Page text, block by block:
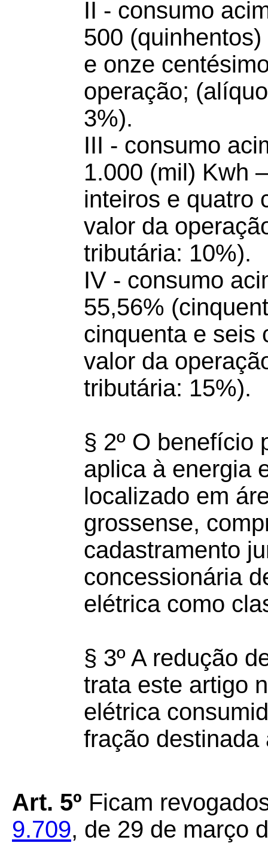
II - consumo
500
e onze
operação;
3%).
III - consumo
1.000 (mil) Kwh
inteiros e quatro
valor da
tributária: 10%).
IV - consumo
55,56%
cinquenta e seis
valor da
tributária: 15%).
§ 2º O benefício
aplica à energia
localizado em
grossense,
cadastramento
concessionária
elétrica como
§ 3º A redução
trata este artigo
elétrica
fração destinada
Art. 5º Ficam
9.709, de 29 de março